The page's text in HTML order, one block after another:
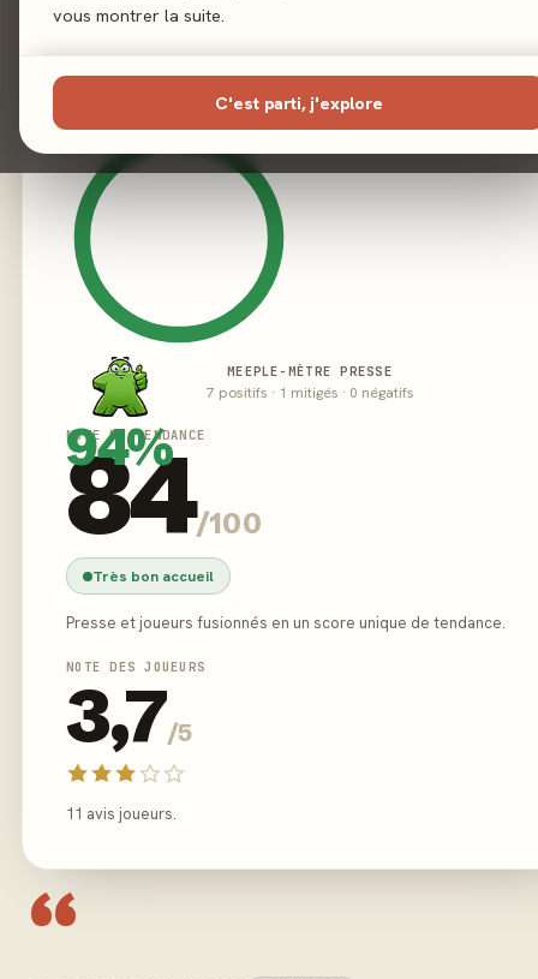
vous montrer la suite.
C'est parti, j'explore
94%
MEEPLE-MÈTRE PRESSE
7 positifs · 1 mitigés · 0 négatifs
NOTE DE TENDANCE
84/100
Très bon accueil
Presse et joueurs fusionnés en un score unique de tendance.
NOTE DES JOUEURS
3,7/5
11 avis joueurs.
“